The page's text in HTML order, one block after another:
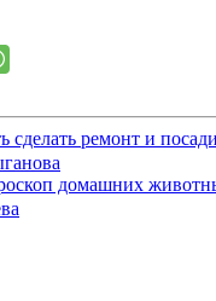
сделать ремонт и
домашних